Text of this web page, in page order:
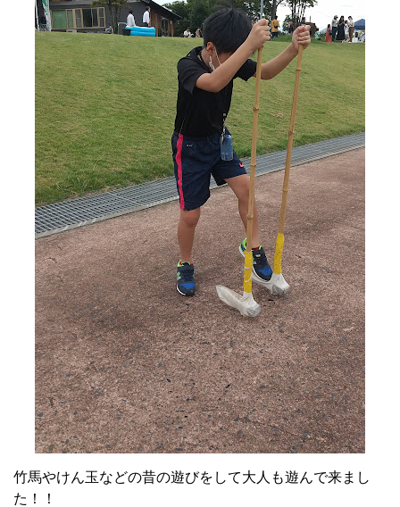
竹馬やけん玉などの昔の遊びをして大人も遊んで来まし
た！！